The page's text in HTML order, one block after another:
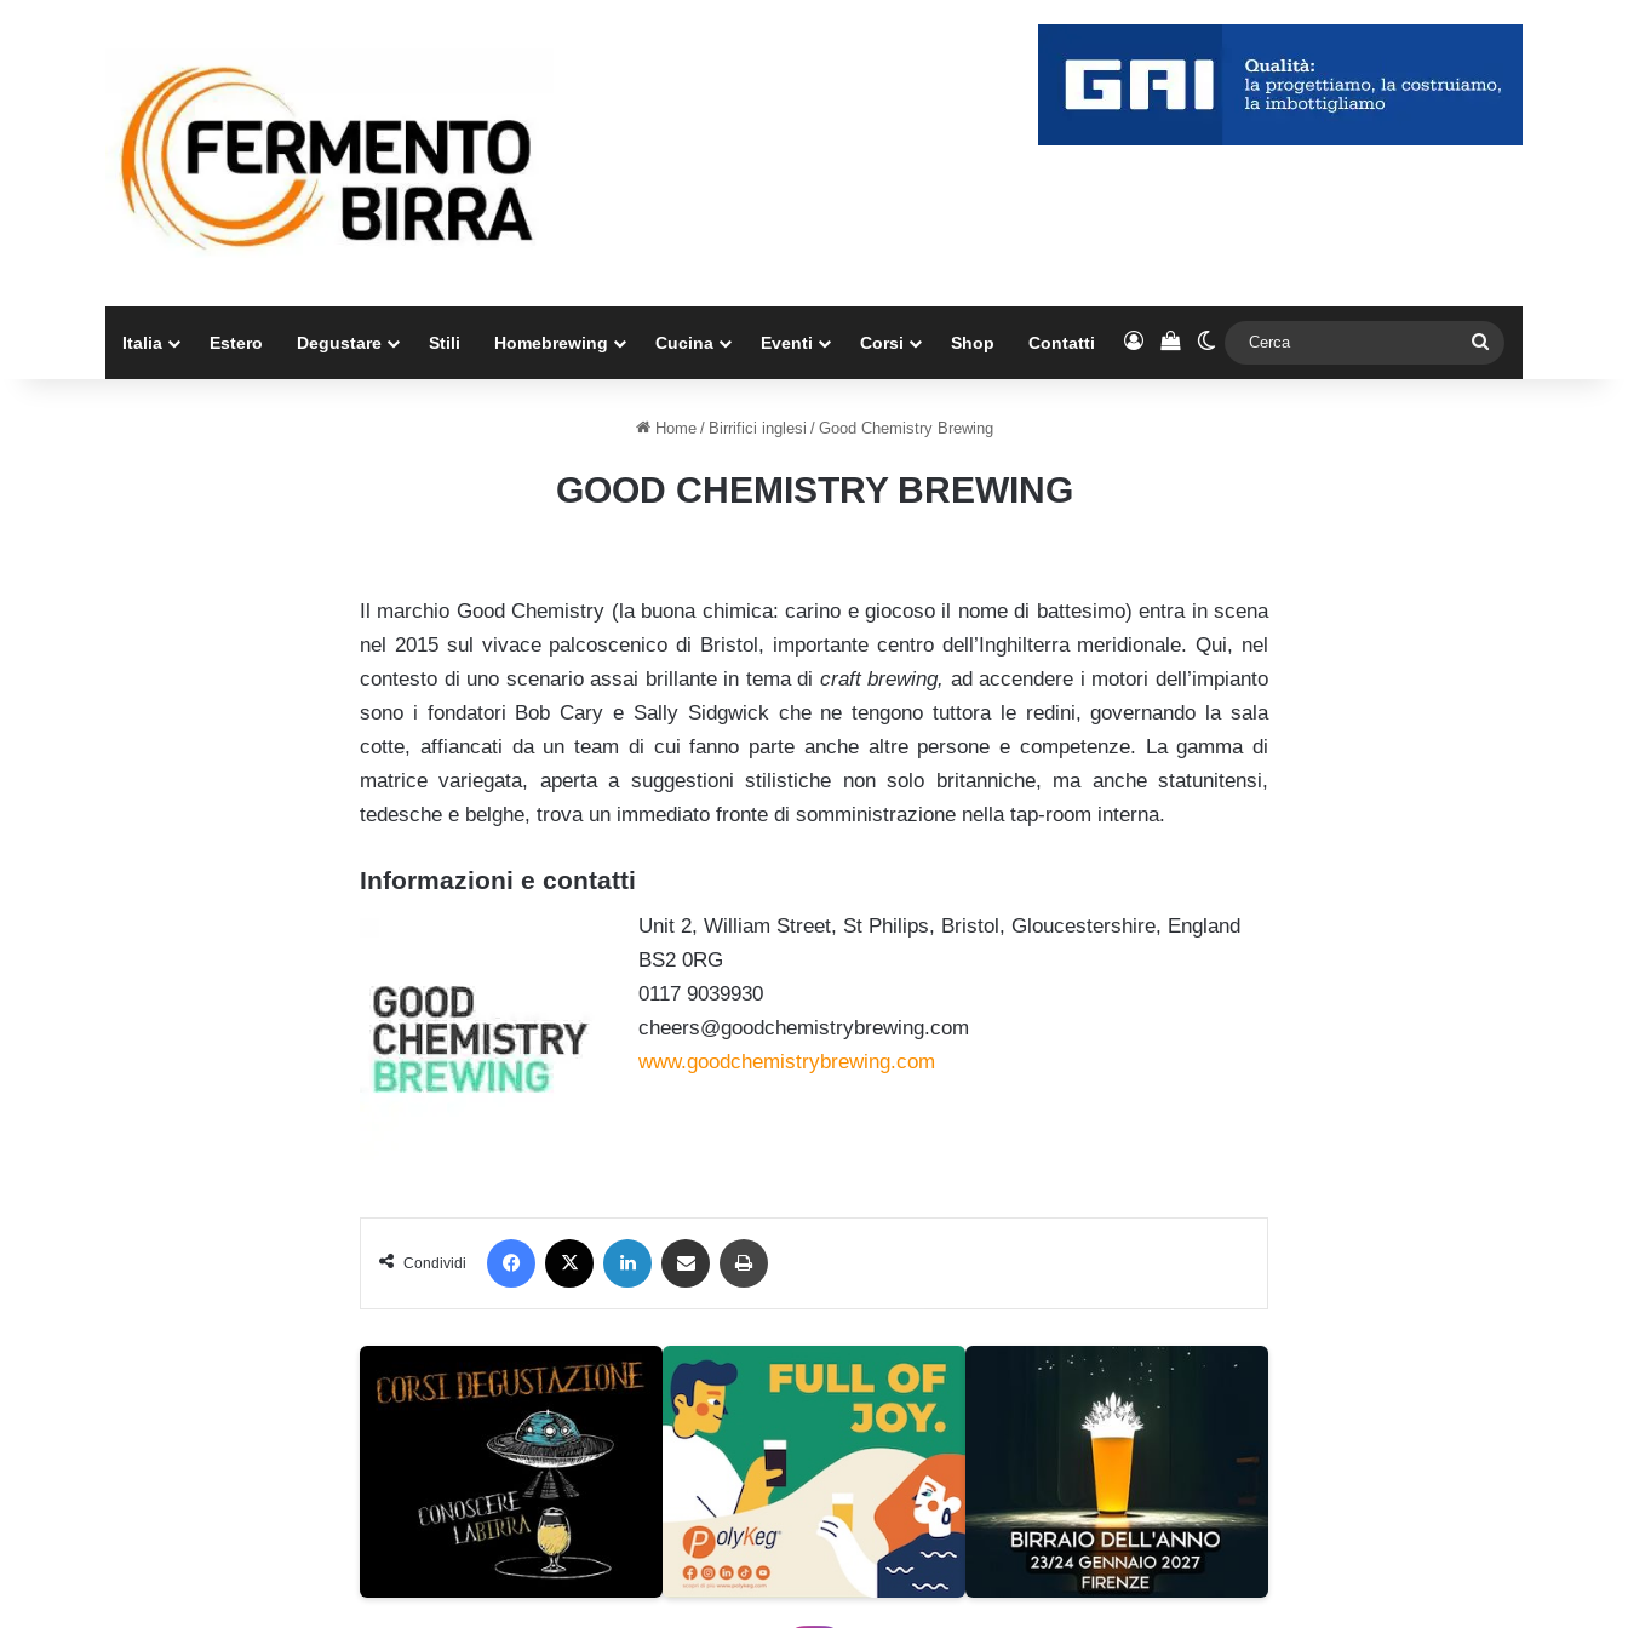
Italia Estero Degustare Stili Homebrewing Cucina Eventi Corsi Shop Contatti AccediVedi il carrello
Cambia aspetto
Home / Birrifici inglesi / Good Chemistry Brewing
GOOD CHEMISTRY BREWING
Il marchio Good Chemistry (la buona chimica: carino e giocoso il nome di battesimo) entra in scena
nel 2015 sul vivace palcoscenico di Bristol, importante centro dell’Inghilterra meridionale. Qui, nel
contesto di uno scenario assai brillante in tema di craft brewing, ad accendere i motori dell’impianto
sono i fondatori Bob Cary e Sally Sidgwick che ne tengono tuttora le redini, governando la sala
cotte, affiancati da un team di cui fanno parte anche altre persone e competenze. La gamma di
matrice variegata, aperta a suggestioni stilistiche non solo britanniche, ma anche statunitensi,
tedesche e belghe, trova un immediato fronte di somministrazione nella tap-room interna.
Informazioni e contatti
Unit 2, William Street, St Philips, Bristol, Gloucestershire, England
BS2 0RG
0117 9039930
cheers@goodchemistrybrewing.com
www.goodchemistrybrewing.com
Condividi
Facebook LinkedIn Condividi via mail